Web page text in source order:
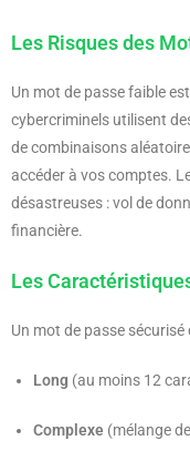
Les Risques des
Un mot de passe faible
cybercriminels utilisent
de combinaisons
accéder à vos comptes.
désastreuses : vol de
financière.
Les
Un mot de passe sécurisé
Long (au moins 12
Complexe (mélange